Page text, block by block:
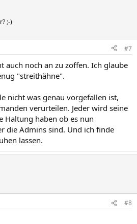
;-)
#7
auch noch an zu zoffen. Ich glaube
"streithähne".
nicht was genau vorgefallen ist,
verurteilen. Jeder wird seine
Haltung haben ob es nun
die Admins sind. Und ich finde
lassen.
#8